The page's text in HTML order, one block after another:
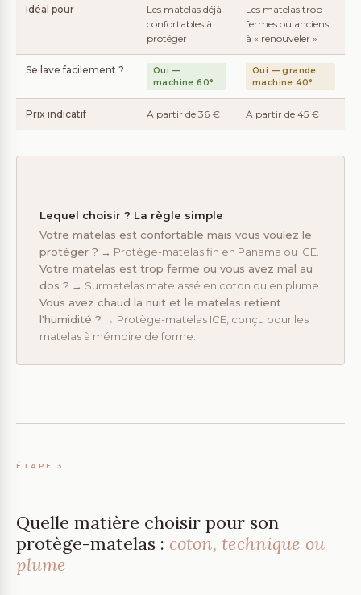
Idéal pour
Les matelas déjà
confortables à
protéger
Les matelas trop
fermes ou anciens
à « renouveler »
Se lave facilement ?
Oui —
machine 60°
Oui — grande
machine 40°
Prix indicatif À partir de 36 € À partir de 45 €
Lequel choisir ? La règle simple
Votre matelas est confortable mais vous voulez le
protéger ? → Protège-matelas fin en Panama ou ICE.
Votre matelas est trop ferme ou vous avez mal au
dos ? → Surmatelas matelassé en coton ou en plume.
Vous avez chaud la nuit et le matelas retient
l'humidité ? → Protège-matelas ICE, conçu pour les
matelas à mémoire de forme.
ÉTAPE 3
Quelle matière choisir pour son
protège-matelas : coton, technique ou
plume